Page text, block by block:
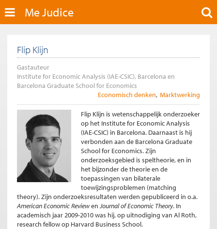
Me Judice
Flip Klijn
Gastauteur
Institute for Economic Analysis (IAE-CSIC), Barcelona en
Barcelona Graduate School for Economics
Economisch denken Marktwerking
Flip Klijn is wetenschappelijk onderzoeker
op het Institute for Economic Analysis
(IAE-CSIC) in Barcelona. Daarnaast is hij
verbonden aan de Barcelona Graduate
School for Economics. Zijn
onderzoeksgebied is speltheorie, en in
het bijzonder de theorie en de
toepassingen van bilaterale
toewijzingsproblemen (matching
theory). Zijn onderzoeksresultaten werden gepubliceerd in o.a.
American Economic ReviewenJournal of Economic Theory. In
academisch jaar 2009-2010 was hij, op uitnodiging van Al Roth,
research fellow op Harvard Business School.